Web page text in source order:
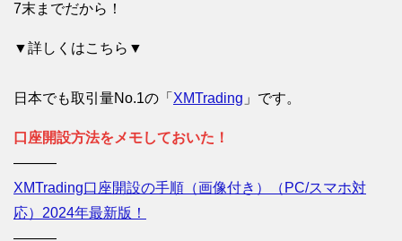
7末までだから！
▼詳しくはこちら▼
日本でも取引量No.1の「 XMTrading 」です。
口座開設方法をメモしておいた！
———
XMTrading口座開設の手順（画像付き）（PC/スマホ対
応）2024年最新版！